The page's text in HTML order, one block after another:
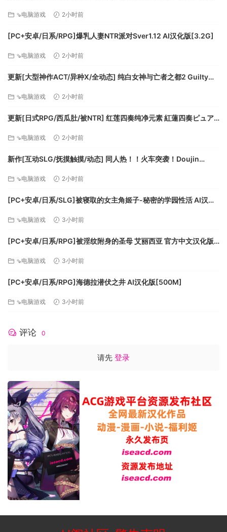
操作系统: Windows 7 / 8 / 10
处理器: 3 GHz
内存: 2 GB RAM
DirectX 版本: 10
存储空间: 需要 1 GB 可用空间
⇘电脑游戏 2小时前
[PC+安卓/日系/RPG]爆乳人妻NTR派对Sver1.12 AI汉化版[3.2G]
⇘电脑游戏 2小时前
更新[大型神作ACT/异种X/全动态] 纯白女神与亡者之都2 Guilty
⇘电脑游戏 2小时前
更新[日式RPG/西瓜肚/被NTR] 红莲四奏纯净元素 紅蓮四奏ピュア
⇘电脑游戏 2小时前
新作[互动SLG/抚摸触摸/动态] 同人热！！火车突袭！Doujin
⇘电脑游戏 2小时前
[PC+安卓/日系/SLG]被寝取的女主角姬子-秘密的学园性活 AI汉化
⇘电脑游戏 3小时前
[PC+安卓/日系/RPG]被淫纹附身的圣母 艾丽西亚 官方中文汉化版
⇘电脑游戏 3小时前
[PC+安卓/日系/RPG]海德拉潜伏之井 AI汉化版[500M]
⇘电脑游戏 3小时前
评论 0
请先 登录